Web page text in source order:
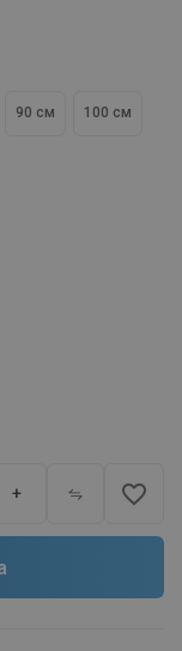
90 см 100 см
+ favorite_border